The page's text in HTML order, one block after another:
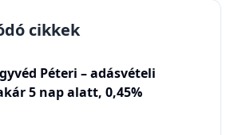
cikkek
Péteri – adásvételi
5 nap alatt, 0,45%